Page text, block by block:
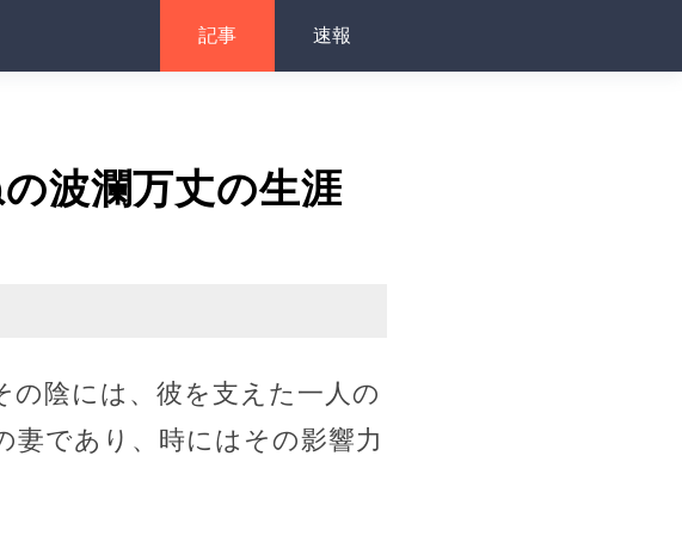
記事 速報
波瀾万丈の生涯
の陰には、彼を支えた一人の
妻であり、時にはその影響力